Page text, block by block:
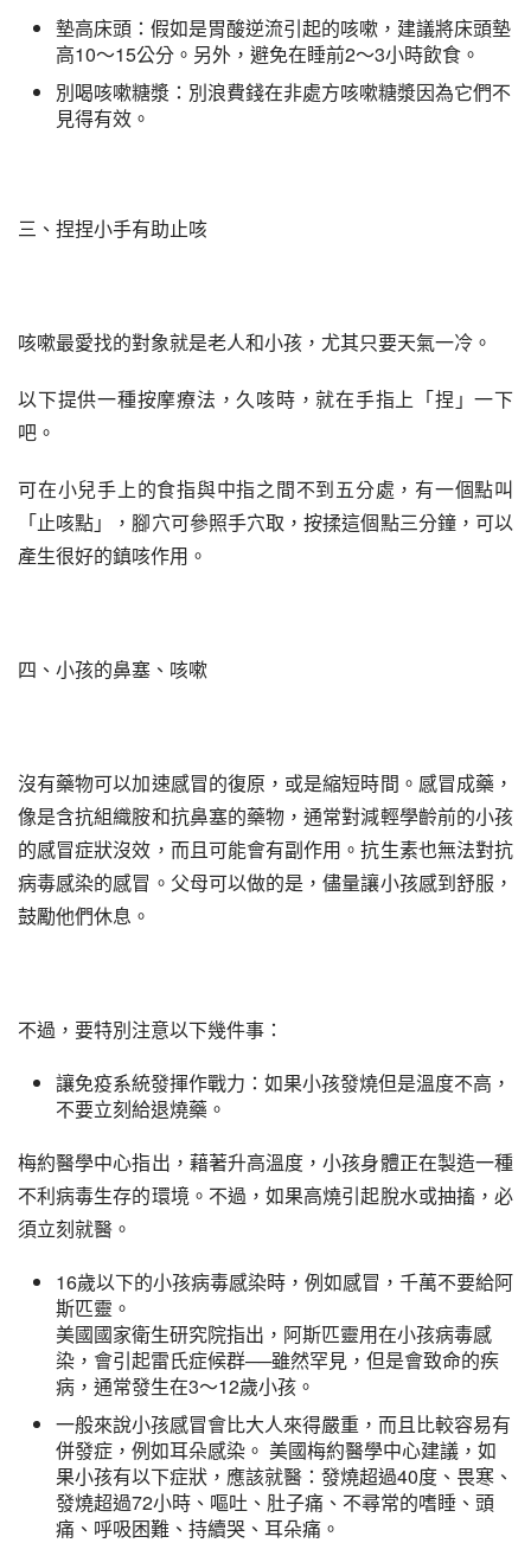
墊高床頭：假如是胃酸逆流引起的咳嗽，建議將床頭墊
高10～15公分。另外，避免在睡前2～3小時飲食。
別喝咳嗽糖漿：別浪費錢在非處方咳嗽糖漿因為它們不
見得有效。
三、捏捏小手有助止咳
咳嗽最愛找的對象就是老人和小孩，尤其只要天氣一冷。
以下提供一種按摩療法，久咳時，就在手指上「捏」一下
吧。
可在小兒手上的食指與中指之間不到五分處，有一個點叫
「止咳點」，腳穴可參照手穴取，按揉這個點三分鐘，可以
產生很好的鎮咳作用。
四、小孩的鼻塞、咳嗽
沒有藥物可以加速感冒的復原，或是縮短時間。感冒成藥，
像是含抗組織胺和抗鼻塞的藥物，通常對減輕學齡前的小孩
的感冒症狀沒效，而且可能會有副作用。抗生素也無法對抗
病毒感染的感冒。父母可以做的是，儘量讓小孩感到舒服，
鼓勵他們休息。
不過，要特別注意以下幾件事：
讓免疫系統發揮作戰力：如果小孩發燒但是溫度不高，
不要立刻給退燒藥。
梅約醫學中心指出，藉著升高溫度，小孩身體正在製造一種
不利病毒生存的環境。不過，如果高燒引起脫水或抽搐，必
須立刻就醫。
16歲以下的小孩病毒感染時，例如感冒，千萬不要給阿
斯匹靈。
美國國家衛生研究院指出，阿斯匹靈用在小孩病毒感
染，會引起雷氏症候群──雖然罕見，但是會致命的疾
病，通常發生在3～12歲小孩。
一般來說小孩感冒會比大人來得嚴重，而且比較容易有
併發症，例如耳朵感染。 美國梅約醫學中心建議，如
果小孩有以下症狀，應該就醫：發燒超過40度、畏寒、
發燒超過72小時、嘔吐、肚子痛、不尋常的嗜睡、頭
痛、呼吸困難、持續哭、耳朵痛。